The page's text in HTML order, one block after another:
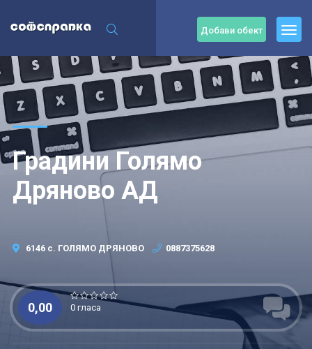
Добави обект
Градини Голямо
Дряново АД
6146 с. ГОЛЯМО ДРЯНОВО 0887375628
0,00 0 гласа